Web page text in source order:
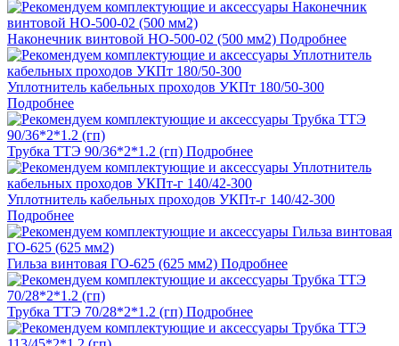
Наконечник винтовой НО-500-02 (500 мм2) Подробнее
Уплотнитель кабельных проходов УКПт 180/50-300
Подробнее
Трубка ТТЭ 90/36*2*1.2 (гп) Подробнее
Уплотнитель кабельных проходов УКПт-г 140/42-300
Подробнее
Гильза винтовая ГО-625 (625 мм2) Подробнее
Трубка ТТЭ 70/28*2*1.2 (гп) Подробнее